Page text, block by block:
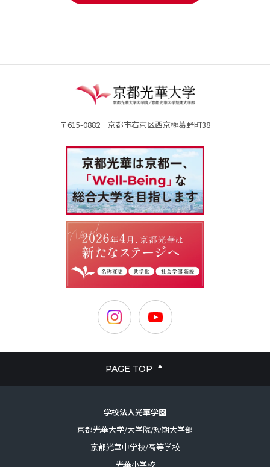
〒615-0882 京都市右京区西京極葛野町38
PAGE TOP
学校法人光華学園
京都光華大学/大学院/短期大学部
京都光華中学校/高等学校
光華小学校